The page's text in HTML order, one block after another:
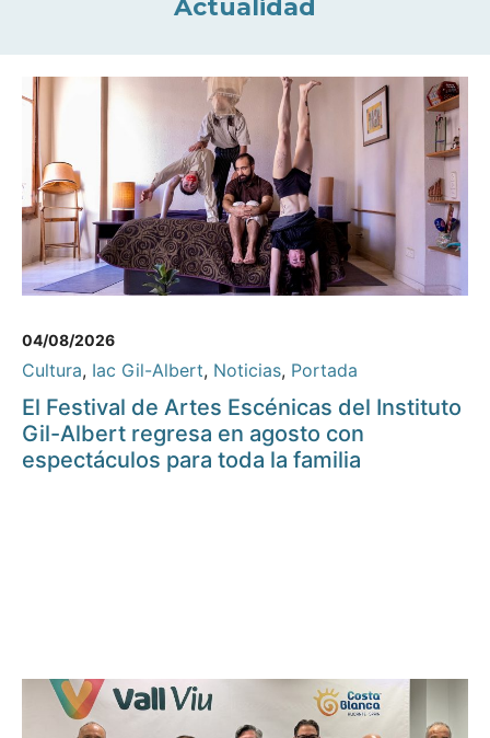
Actualidad
04/08/2026
Cultura, Iac Gil-Albert, Noticias, Portada
El Festival de Artes Escénicas del Instituto
Gil-Albert regresa en agosto con
espectáculos para toda la familia